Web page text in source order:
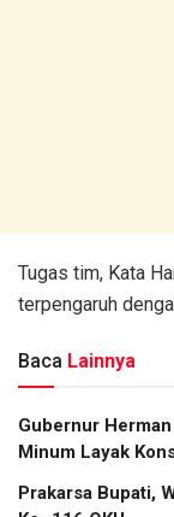
Tugas tim, Kata
terpengaruh
Baca Lainnya
Gubernur
Minum Layak
Prakarsa Bupati,